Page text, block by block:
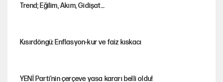
Trend; Eğilim, Akım, Gidişat…
Kısırdöngü: Enflasyon-kur ve faiz kıskacı
YENİ Parti'nin çerçeve yasa kararı belli oldu!